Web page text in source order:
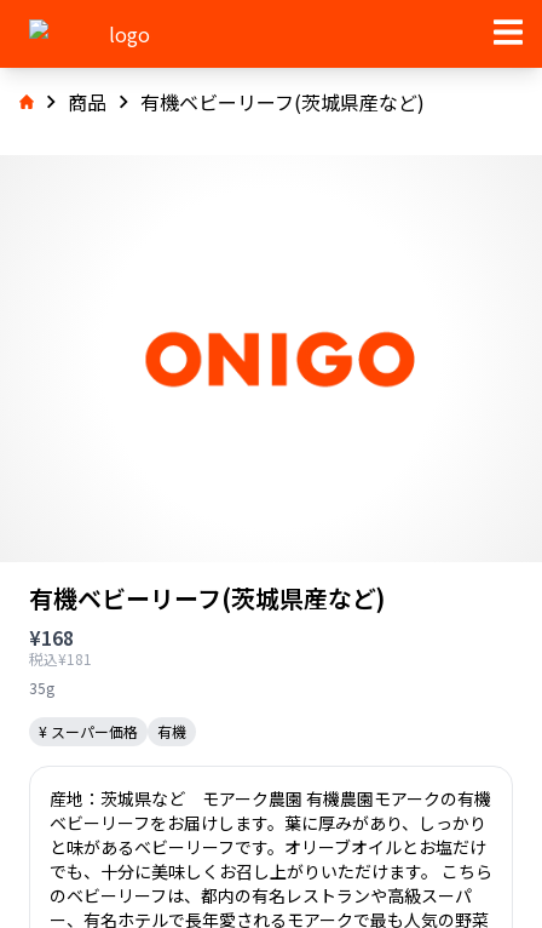
商品 有機ベビーリーフ(茨城県産など)
有機ベビーリーフ(茨城県産など)
¥168
税込¥181
35g
¥ スーパー価格 有機
産地：茨城県など モアーク農園 有機農園モアークの有機
ベビーリーフをお届けします。葉に厚みがあり、しっかり
と味があるベビーリーフです。オリーブオイルとお塩だけ
でも、十分に美味しくお召し上がりいただけます。 こちら
のベビーリーフは、都内の有名レストランや高級スーパ
ー、有名ホテルで長年愛されるモアークで最も人気の野菜